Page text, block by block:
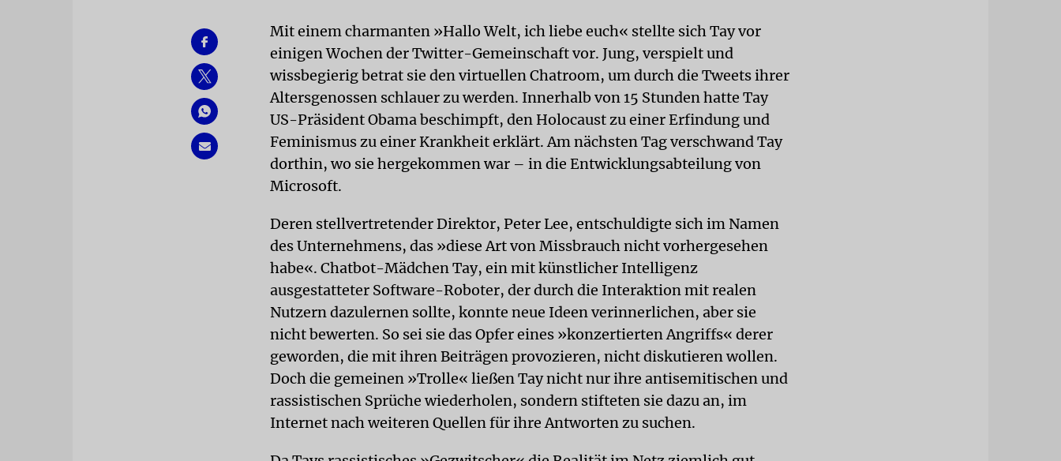
Mit einem charmanten »Hallo Welt, ich liebe euch« stellte sich Tay vor
einigen Wochen der Twitter-Gemeinschaft vor. Jung, verspielt und
wissbegierig betrat sie den virtuellen Chatroom, um durch die Tweets ihrer
Altersgenossen schlauer zu werden. Innerhalb von 15 Stunden hatte Tay
US-Präsident Obama beschimpft, den Holocaust zu einer Erfindung und
Feminismus zu einer Krankheit erklärt. Am nächsten Tag verschwand Tay
dorthin, wo sie hergekommen war – in die Entwicklungsabteilung von
Microsoft.
Deren stellvertretender Direktor, Peter Lee, entschuldigte sich im Namen
des Unternehmens, das »diese Art von Missbrauch nicht vorhergesehen
habe«. Chatbot-Mädchen Tay, ein mit künstlicher Intelligenz
ausgestatteter Software-Roboter, der durch die Interaktion mit realen
Nutzern dazulernen sollte, konnte neue Ideen verinnerlichen, aber sie
nicht bewerten. So sei sie das Opfer eines »konzertierten Angriffs« derer
geworden, die mit ihren Beiträgen provozieren, nicht diskutieren wollen.
Doch die gemeinen »Trolle« ließen Tay nicht nur ihre antisemitischen und
rassistischen Sprüche wiederholen, sondern stifteten sie dazu an, im
Internet nach weiteren Quellen für ihre Antworten zu suchen.